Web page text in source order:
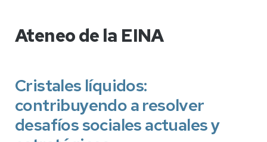
Ateneo de la EINA
Cristales líquidos:
contribuyendo a resolver
desafíos sociales actuales y